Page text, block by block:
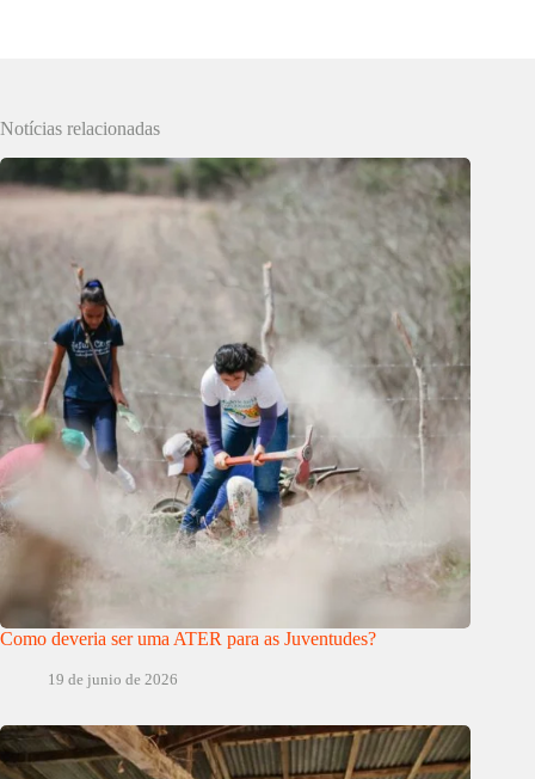
Notícias relacionadas
Como deveria ser uma ATER para as Juventudes?
19 de junio de 2026